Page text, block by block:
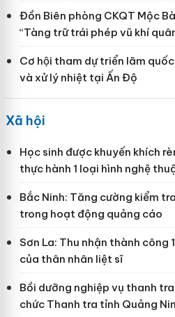
Đồn Biên phòng CKQT Mộc
“Tàng trữ trái phép vũ khí
Cơ hội tham dự triển lãm
và xử lý nhiệt tại Ấn Độ
Xã hội
Học sinh được khuyến khích
thực hành 1 loại hình nghệ
Bắc Ninh: Tăng cường kiểm
trong hoạt động quảng cáo
Sơn La: Thu nhận thành công
của thân nhân liệt sĩ
Bồi dưỡng nghiệp vụ thanh
chức Thanh tra tỉnh Quảng